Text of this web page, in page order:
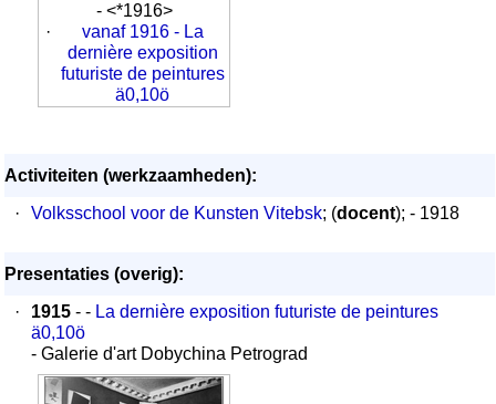
- <*1916>
·
vanaf 1916 - La
dernière exposition
futuriste de peintures
ä0,10ö
Activiteiten (werkzaamheden):
·
Volksschool voor de Kunsten Vitebsk; (docent); - 1918
Presentaties (overig):
·
1915 - - La dernière exposition futuriste de peintures
ä0,10ö
- Galerie d'art Dobychina Petrograd